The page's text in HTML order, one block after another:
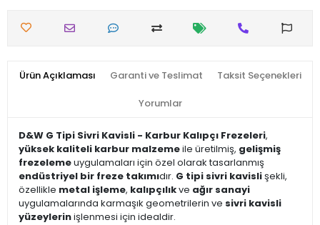
Ürün Açıklaması Garanti ve Teslimat Taksit Seçenekleri
Yorumlar
D&W G Tipi Sivri Kavisli - Karbur Kalıpçı Frezeleri,
yüksek kaliteli karbur malzemeile üretilmiş, gelişmiş
frezelemeuygulamaları için özel olarak tasarlanmış
endüstriyel bir freze takımıdır. G tipi sivri kavislişekli,
özellikle metal işleme, kalıpçılıkve ağır sanayi
uygulamalarında karmaşık geometrilerin ve sivri kavisli
yüzeylerinişlenmesi için idealdir.